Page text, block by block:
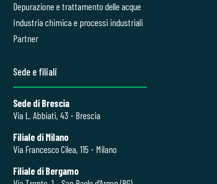
Depurazione e trattamento delle acque
Industria chimica e processi industriali
Partner
Sede e filiali
Sede di Brescia
Via L. Abbiati, 43 - Brescia
Filiale di Milano
Via Francesco Cilea, 115 - Milano
Filiale di Bergamo